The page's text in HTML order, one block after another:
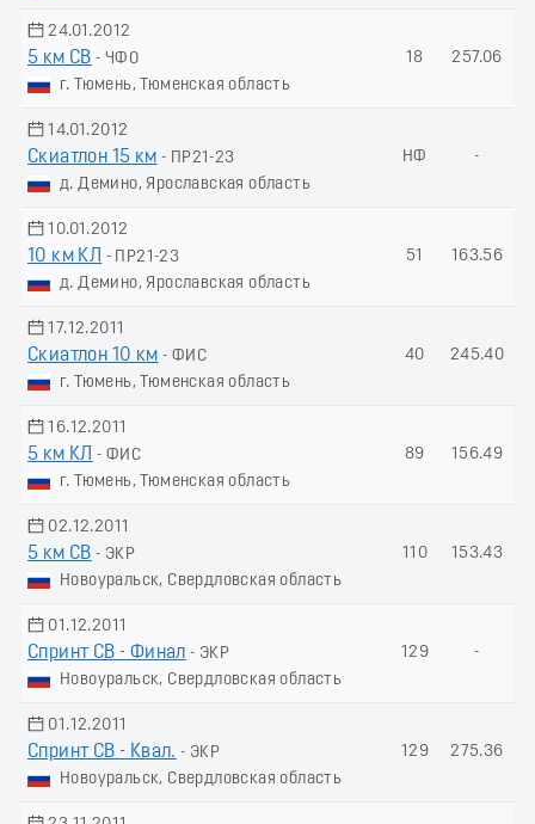
24.01.2012
5 км СВ - ЧФО
г. Тюмень, Тюменская область
18 257.06
14.01.2012
Скиатлон 15 км - ПР21-23
д. Демино, Ярославская область
НФ -
10.01.2012
10 км КЛ
- ПР21-23
д. Демино, Ярославская область
51 163.56
17.12.2011
Скиатлон 10 км - ФИС
г. Тюмень, Тюменская область
40 245.40
16.12.2011
5 км КЛ
- ФИС
г. Тюмень, Тюменская область
89 156.49
02.12.2011
5 км СВ - ЭКР
Новоуральск, Свердловская область
110 153.43
01.12.2011
Спринт СВ - Финал - ЭКР
Новоуральск, Свердловская область
129 -
01.12.2011
Спринт СВ - Квал. - ЭКР
Новоуральск, Свердловская область
129 275.36